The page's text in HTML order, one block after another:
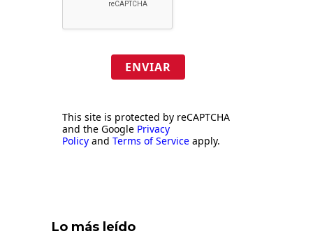
ENVIAR
This site is protected by reCAPTCHA
and the Google Privacy
Policy and Terms of Service apply.
Lo más leído